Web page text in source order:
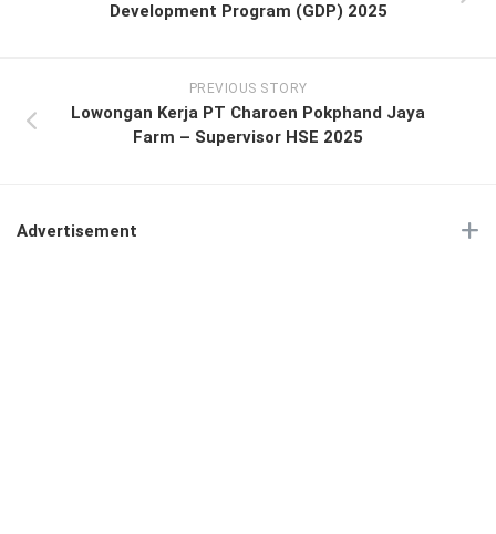
Development Program (GDP) 2025
PREVIOUS STORY
Lowongan Kerja PT Charoen Pokphand Jaya
Farm – Supervisor HSE 2025
Advertisement